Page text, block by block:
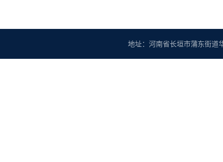
地址：河南省长垣市蒲东街